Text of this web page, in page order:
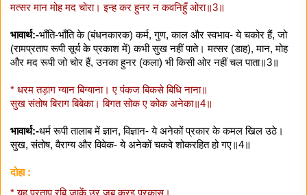
मत्सर मान मोह मद चोरा। इन्ह कर हुनर न कवनिहुँ ओरा॥3॥
भावार्थ:-भाँति-भाँति के (बंधनकारक) कर्म, गुण, काल और स्वभाव- ये चकोर हैं, जो
(रामप्रताप रूपी सूर्य के प्रकाश में) कभी सुख नहीं पाते। मत्सर (डाह), मान, मोह
और मद रूपी जो चोर हैं, उनका हुनर (कला) भी किसी ओर नहीं चल पाता॥3॥
* धरम तड़ाग ग्यान बिग्याना। ए पंकज बिकसे बिधि नाना॥
सुख संतोष बिराग बिबेका। बिगत सोक ए कोक अनेका॥4॥
भावार्थ:-धर्म रूपी तालाब में ज्ञान, विज्ञान- ये अनेकों प्रकार के कमल खिल उठे।
सुख, संतोष, वैराग्य और विवेक- ये अनेकों चकवे शोकरहित हो गए॥4॥
दोहा :
* यह प्रताप रबि जाकें उर जब करइ प्रकास।